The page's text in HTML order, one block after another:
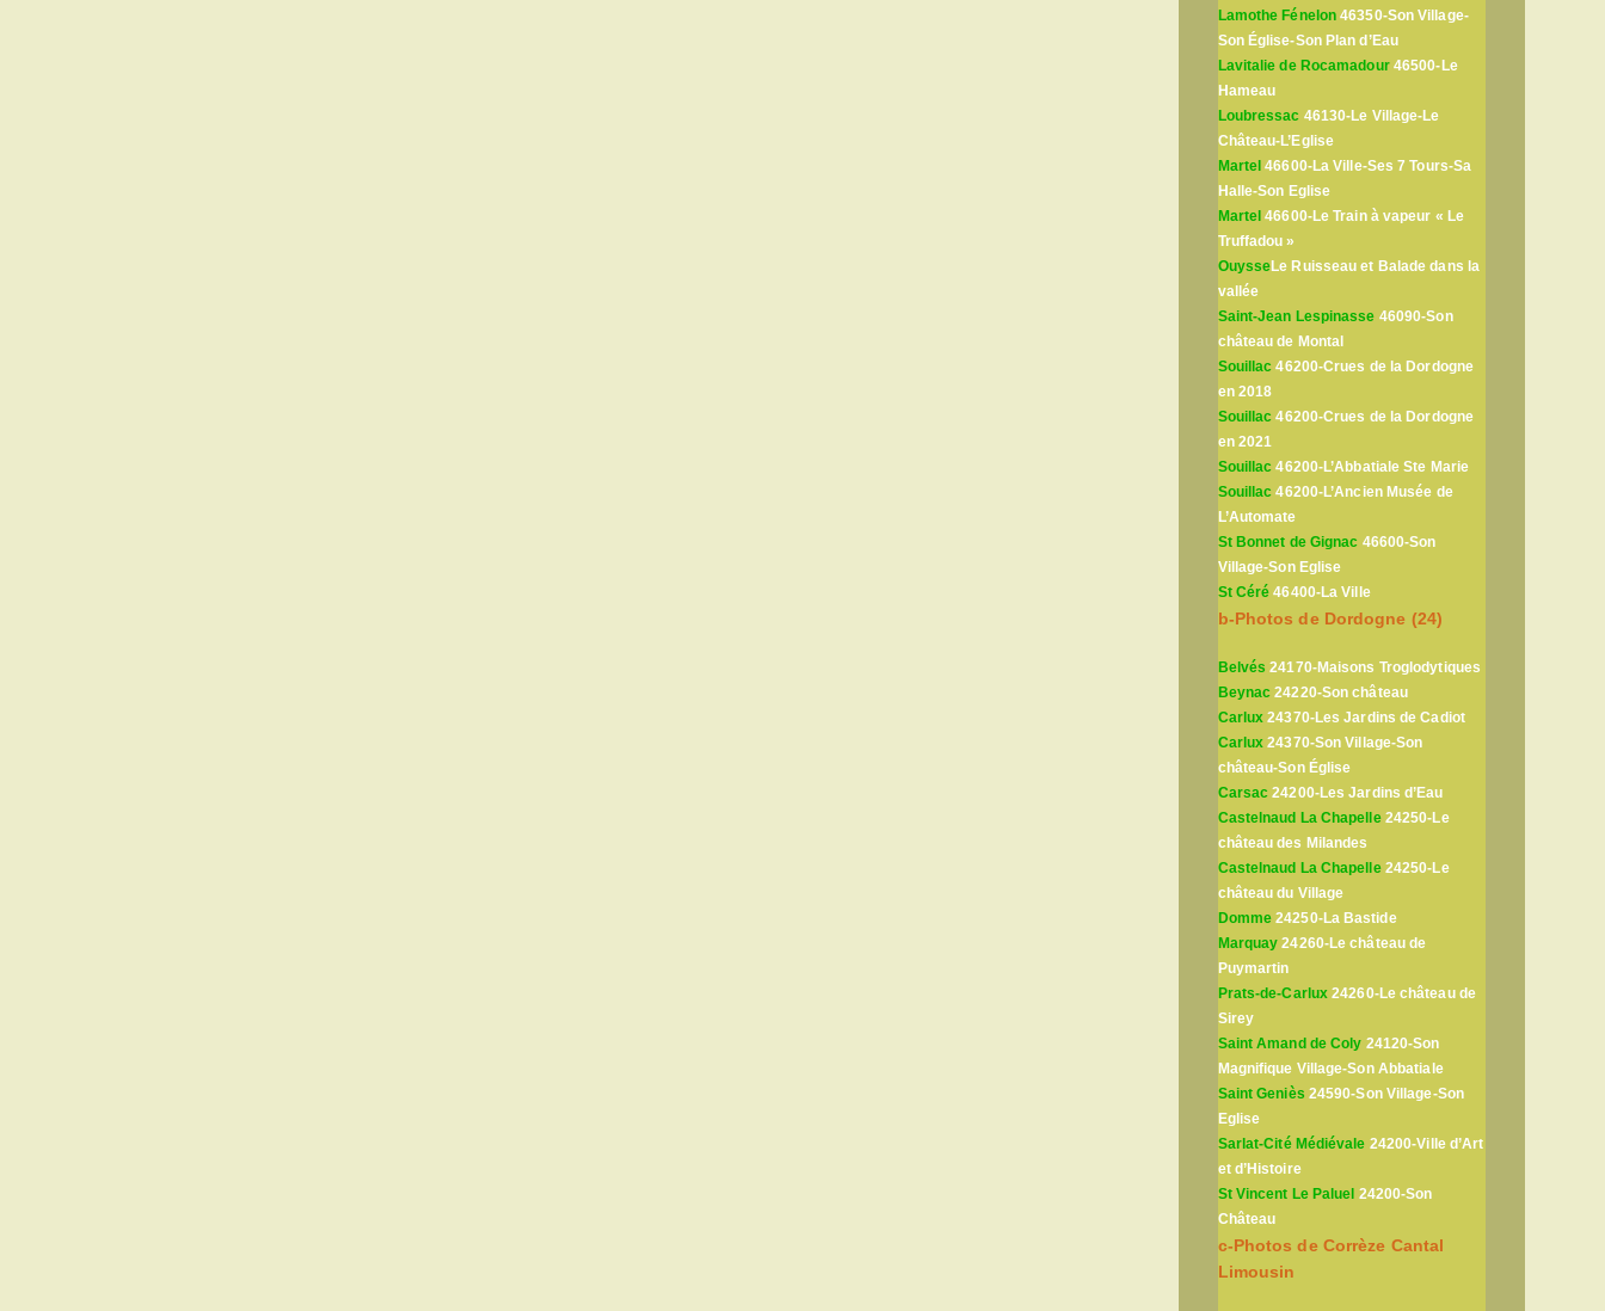
Lamothe Fénelon 46350-Son Village-
Son Église-Son Plan d’Eau
Lavitalie de Rocamadour46500-Le
Hameau
Loubressac 46130-Le Village-Le
Château-L’Eglise
Martel 46600-La Ville-Ses 7 Tours-Sa
Halle-Son Eglise
Martel 46600-Le Train à vapeur « Le
Truffadou »
OuysseLe Ruisseau et Balade dans la
vallée
Saint-Jean Lespinasse 46090-Son
château de Montal
Souillac 46200-Crues de la Dordogne
en 2018
Souillac 46200-Crues de la Dordogne
en 2021
Souillac 46200-L’Abbatiale Ste Marie
Souillac 46200-L’Ancien Musée de
L’Automate
St Bonnet de Gignac 46600-Son
Village-Son Eglise
St Céré 46400-La Ville
b-Photos de Dordogne (24)
Belvés 24170-Maisons Troglodytiques
Beynac 24220-Son château
Carlux 24370-Les Jardins de Cadiot
Carlux 24370-Son Village-Son
château-Son Église
Carsac 24200-Les Jardins d’Eau
Castelnaud La Chapelle24250-Le
château des Milandes
Castelnaud La Chapelle24250-Le
château du Village
Domme 24250-La Bastide
Marquay 24260-Le château de
Puymartin
Prats-de-Carlux 24260-Le château de
Sirey
Saint Amand de Coly 24120-Son
Magnifique Village-Son Abbatiale
Saint Geniès 24590-Son Village-Son
Eglise
Sarlat-Cité Médiévale 24200-Ville d’Art
et d’Histoire
St Vincent Le Paluel 24200-Son
Château
c-Photos de Corrèze Cantal
Limousin